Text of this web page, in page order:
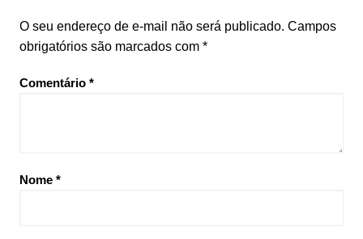
O seu endereço de e-mail não será publicado. Campos
obrigatórios são marcados com *
Comentário *
Nome *